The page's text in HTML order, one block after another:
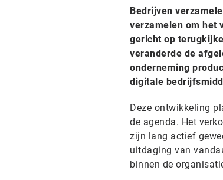
Bedrijven
verzamelen om het
gericht op
veranderde de
onderneming
digitale
Deze ontwikkeling
de agenda. Het
zijn lang actief
uitdaging van
binnen de